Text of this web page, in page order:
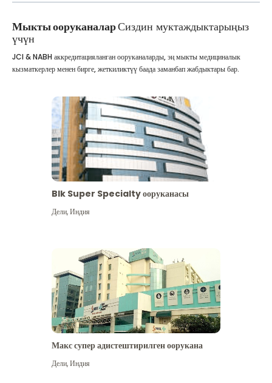
Мыкты ооруканаларСиздин муктаждыктарыңыз
үчүн
JCI & NABH аккредитацияланган ооруканаларды, эң мыкты медициналык
кызматкерлер менен бирге, жеткиликтүү баада заманбап жабдыктары бар.
Blk Super Specialty ооруканасы
Дели,Индия
Макс супер адистештирилген оорукана
Дели,Индия